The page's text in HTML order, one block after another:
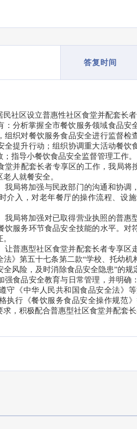
答复时间
社区设立普惠性社区食堂并配套长
：分析掌握全市餐饮服务领域食品安
组织对餐饮服务食品安全进行监督
全提升行动；组织协调重大活动餐
指导小餐饮食品安全监督管理工作。
堂并配套长者专享区的工作，我局将
人就餐安全。
我局将加强与民政部门的沟通和协
介入，对老年餐厅的操作流程、设
我局将加强对已取得营业执照的普
饮服务环节食品安全技能的水平。
让普惠型社区食堂并配套长者专享区
》第五十七条第二款“学校、托幼
风险，及时消除食品安全隐患”的
强食品安全教育与日常管理，并明
守《中华人民共和国食品安全法》
执行《餐饮服务食品安全操作规范
，积极配合普惠型社区食堂并配套